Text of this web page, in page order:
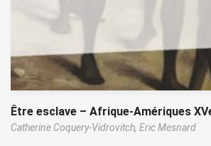
Être esclave – Afrique-Amériques
Catherine Coquery-Vidrovitch, Eric Mesnard